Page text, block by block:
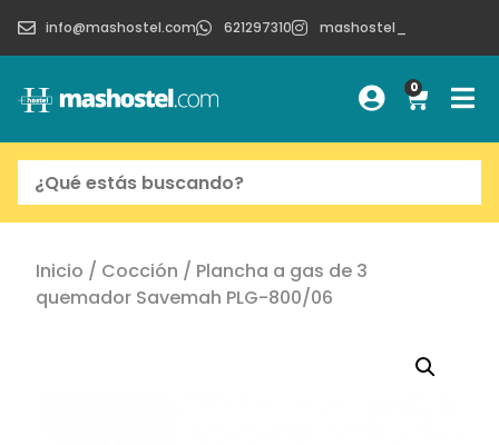
info@mashostel.com 621297310 mashostel_
0
Inicio / Cocción / Plancha a gas de 3
quemador Savemah PLG-800/06